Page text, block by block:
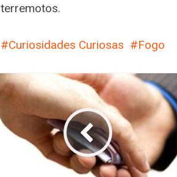
terremotos.
Curiosidades Curiosas Fogo